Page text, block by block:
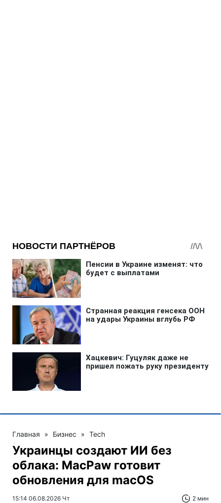
Главная » Бизнес » Tech
Украинцы создают ИИ без
облака: MacPaw готовит
обновления для macOS
15:14 06.08.2026 Чт 2 мин